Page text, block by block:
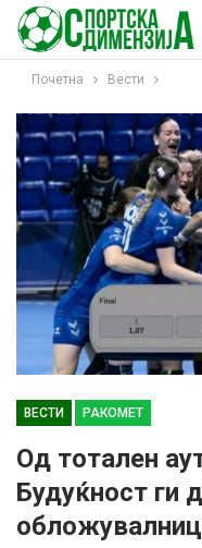
Почетна Вести
ВЕСТИ РАКОМЕТ
Од тотален
Будуќност ги